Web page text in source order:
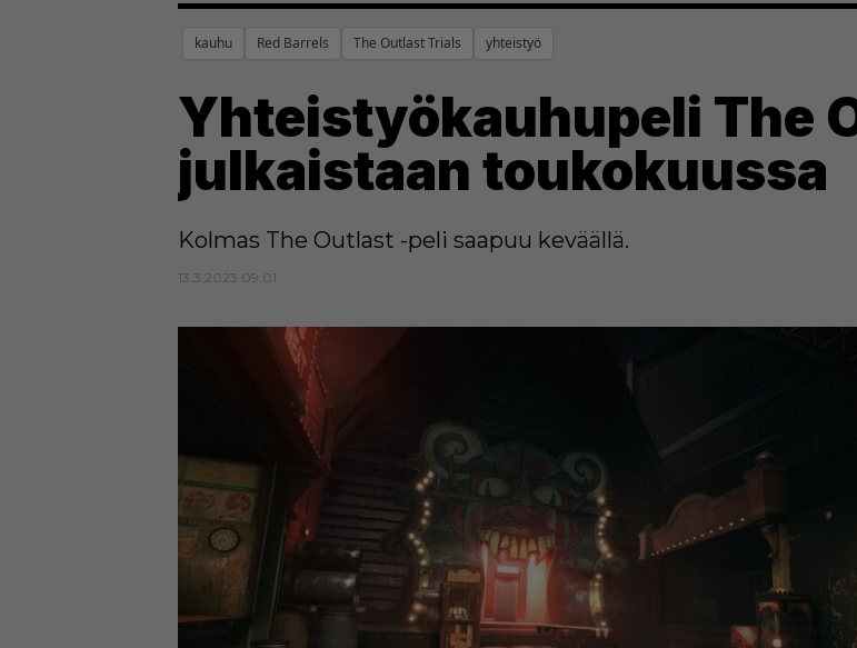
kauhu Red Barrels The Outlast Trials yhteistyö
Yhteistyökauhupeli The
julkaistaan toukokuussa
Kolmas The Outlast -peli saapuu keväällä.
13.3.2023 09:01